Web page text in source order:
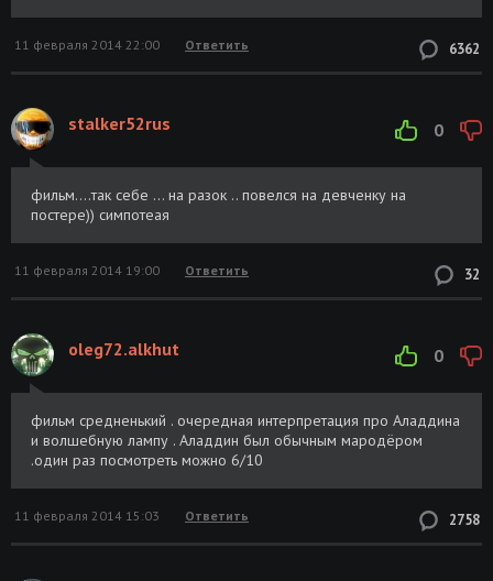
6362
11 февраля 2014 22:00 Ответить
0
stalker52rus
фильм....так себе ... на разок .. повелся на девченку на
постере)) симпотеая
32
11 февраля 2014 19:00 Ответить
0
oleg72.alkhut
фильм средненький . очередная интерпретация про Аладдина
и волшебную лампу . Аладдин был обычным мародёром
.один раз посмотреть можно 6/10
2758
11 февраля 2014 15:03 Ответить